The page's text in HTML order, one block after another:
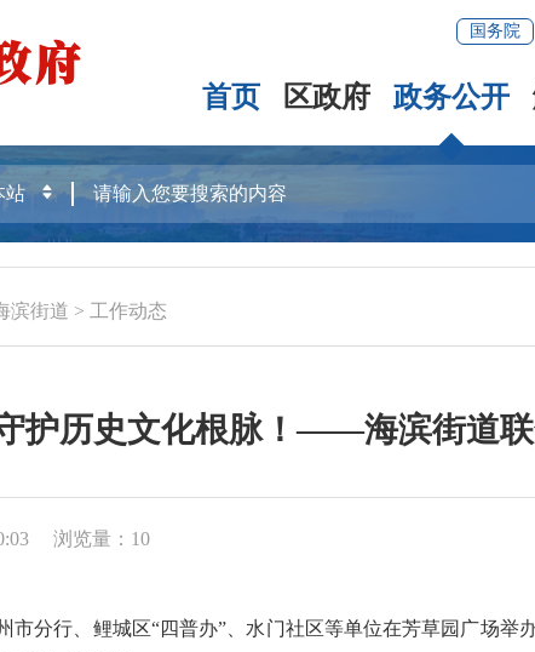
国务院
首页 区政府 政务公开
滨街道 > 工作动态
护历史文化根脉！——海滨街道
浏览量： 10
行、鲤城区“四普办”、水门社区等单位在芳草园广场举办